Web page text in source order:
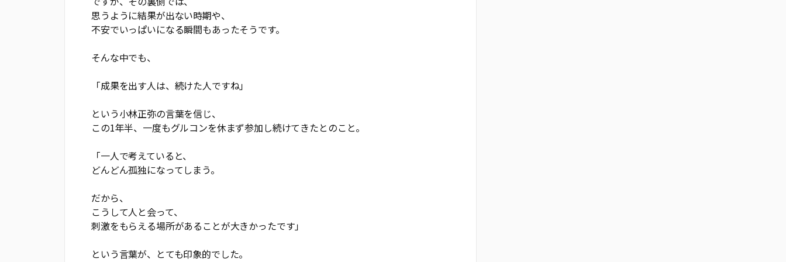
思うように結果が出ない時期や、
不安でいっぱいになる瞬間もあったそうです。
そんな中でも、
「成果を出す人は、続けた人ですね」
という小林正弥の言葉を信じ、
この1年半、一度もグルコンを休まず参加し続けてきたとのこと。
「一人で考えていると、
どんどん孤独になってしまう。
だから、
こうして人と会って、
刺激をもらえる場所があることが大きかったです」
という言葉が、とても印象的でした。